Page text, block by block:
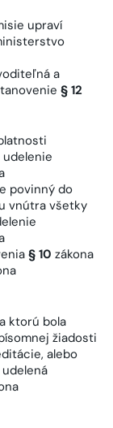
upraví
a
§ 12
povinný do
vnútra všetky
§ 10 zákona
ktorú bola
žiadosti
alebo